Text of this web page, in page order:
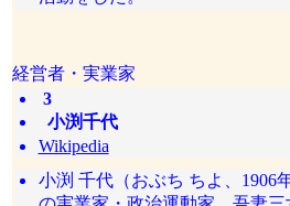
経営者・実業家
3
小渕千代
Wikipedia
小渕 千代（おぶち ちよ、1906